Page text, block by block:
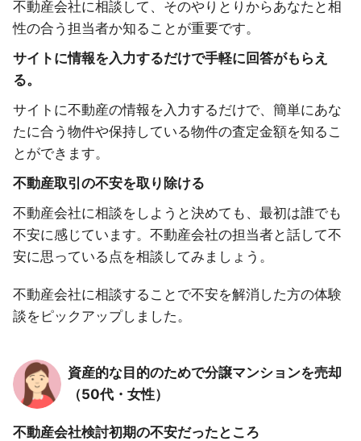
不動産会社に相談して、そのやりとりからあなたと相
性の合う担当者か知ることが重要です。
サイトに情報を入力するだけで手軽に回答がもらえ
る。
サイトに不動産の情報を入力するだけで、簡単にあな
たに合う物件や保持している物件の査定金額を知るこ
とができます。
不動産取引の不安を取り除ける
不動産会社に相談をしようと決めても、最初は誰でも
不安に感じています。不動産会社の担当者と話して不
安に思っている点を相談してみましょう。
不動産会社に相談することで不安を解消した方の体験
談をピックアップしました。
資産的な目的のためで分譲マンションを売却
（50代・女性）
不動産会社検討初期の不安だったところ